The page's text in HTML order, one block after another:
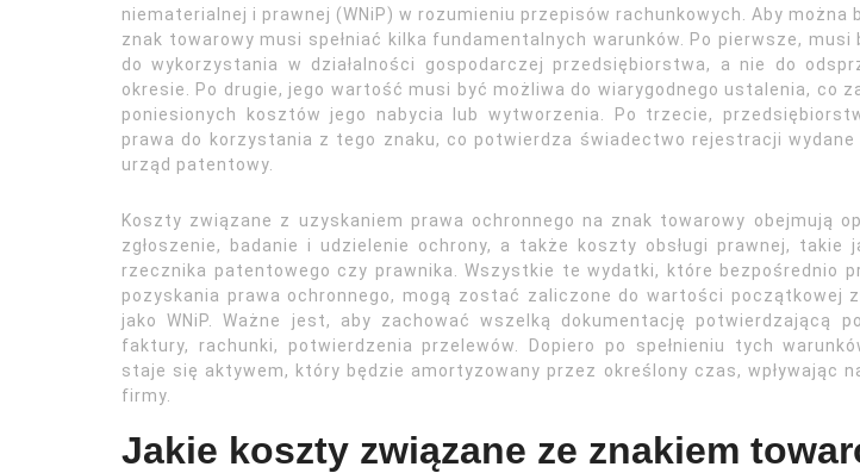
niematerialnej i prawnej (WNiP) w rozumieniu przepisów rachunkowych. Aby można
znak towarowy musi spełniać kilka fundamentalnych warunków. Po pierwsze, musi
do wykorzystania w działalności gospodarczej przedsiębiorstwa, a nie do
okresie. Po drugie, jego wartość musi być możliwa do wiarygodnego ustalenia, co
poniesionych kosztów jego nabycia lub wytworzenia. Po trzecie,
prawa do korzystania z tego znaku, co potwierdza świadectwo rejestracji wydane
urząd patentowy.
Koszty związane z uzyskaniem prawa ochronnego na znak towarowy obejmują
zgłoszenie, badanie i udzielenie ochrony, a także koszty obsługi prawnej, takie
rzecznika patentowego czy prawnika. Wszystkie te wydatki, które bezpośrednio
pozyskania prawa ochronnego, mogą zostać zaliczone do wartości początkowej
jako WNiP. Ważne jest, aby zachować wszelką dokumentację potwierdzającą
faktury, rachunki, potwierdzenia przelewów. Dopiero po spełnieniu tych
staje się aktywem, który będzie amortyzowany przez określony czas, wpływając
firmy.
Jakie koszty związane ze znakiem